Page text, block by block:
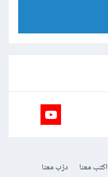
اكتب معنا
درّب معنا